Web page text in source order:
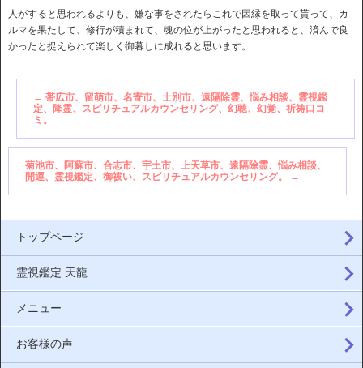
人がすると思われるよりも、嫌な事をされたらこれで因縁を取って貰って、カ
ルマを果たして、修行が積まれて、魂の位が上がったと思われると、済んで良
かったと捉えられて楽しく御暮しに成れると思います。
← 帯広市、留萌市、名寄市、士別市、遠隔除霊、悩み相談、霊視鑑
定、降霊、スピリチュアルカウンセリング、幻聴、幻覚、祈祷口コ
ミ。
菊池市、阿蘇市、合志市、宇土市、上天草市、遠隔除霊、悩み相談、
開運、霊視鑑定、御祓い、スピリチュアルカウンセリング。
→
トップページ
霊視鑑定 天龍
メニュー
お客様の声